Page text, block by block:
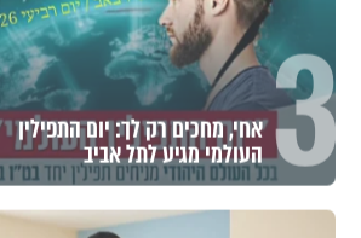
3 אחי, מחכים רק לך: יום התפילין
העולמי מגיע לתל אביב